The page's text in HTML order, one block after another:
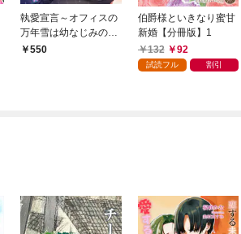
執愛宣言～オフィスの
万年雪は幼なじみの情
欲に甘く融ける～
550
伯爵様といきなり蜜甘
新婚【分冊版】1
132
92
試読フル 割引